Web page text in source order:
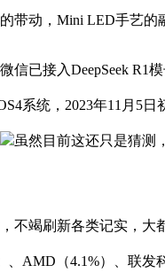
带动，Mini LED手艺的
已接入DeepSeek R1模
系统，2023年11月5
虽然目前这还只是猜测
竭刷新各类记实，大
、AMD（4.1%）、联